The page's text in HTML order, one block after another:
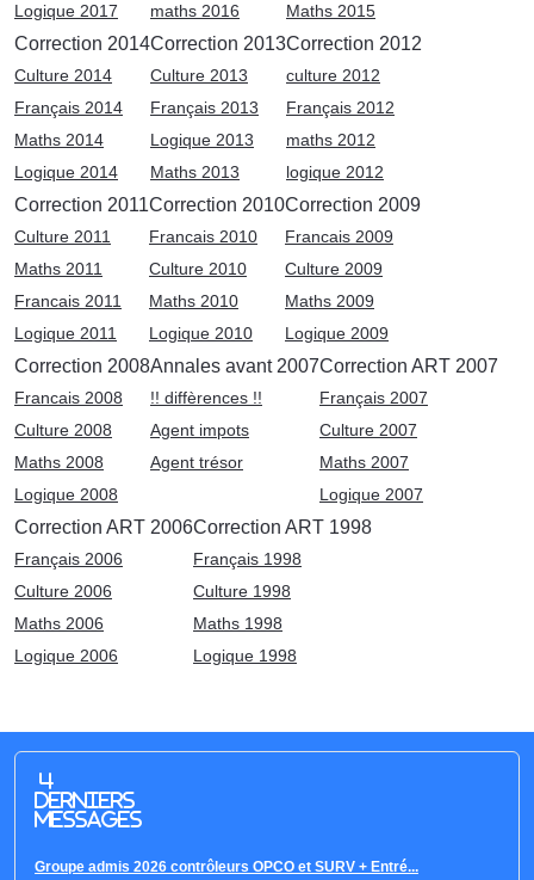
Logique 2017
maths 2016
Maths 2015
Correction 2014
Culture 2014
Français 2014
Maths 2014
Logique 2014
Correction 2013
Culture 2013
Français 2013
Logique 2013
Maths 2013
Correction 2012
culture 2012
Français 2012
maths 2012
logique 2012
Correction 2011
Culture 2011
Maths 2011
Francais 2011
Logique 2011
Correction 2010
Francais 2010
Culture 2010
Maths 2010
Logique 2010
Correction 2009
Francais 2009
Culture 2009
Maths 2009
Logique 2009
Correction 2008
Francais 2008
Culture 2008
Maths 2008
Logique 2008
Annales avant 2007
!! diffèrences !!
Agent impots
Agent trésor
Correction ART 2007
Français 2007
Culture 2007
Maths 2007
Logique 2007
Correction ART 2006
Français 2006
Culture 2006
Maths 2006
Logique 2006
Correction ART 1998
Français 1998
Culture 1998
Maths 1998
Logique 1998
4
derniers
messages
Groupe admis 2026 contrôleurs OPCO et SURV + Entré...